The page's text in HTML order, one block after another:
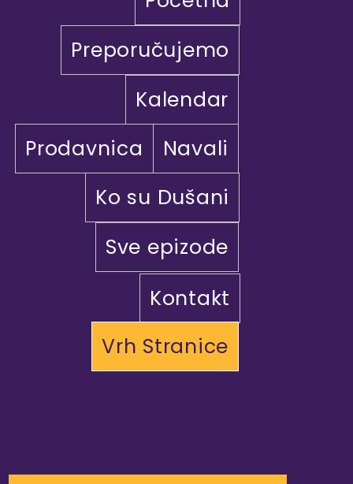
Preporučujemo
Kalendar
Prodavnica
Navali
Ko su Dušani
Sve epizode
Kontakt
Vrh Stranice